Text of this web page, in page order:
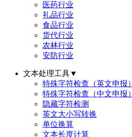
医药行业
礼品行业
食品行业
货代行业
农林行业
安防行业
文本处理工具▼
特殊字符检查（英文申报）
特殊字符检查（中文申报）
隐藏字符检测
英文大小写转换
单位换算
文本长度计算